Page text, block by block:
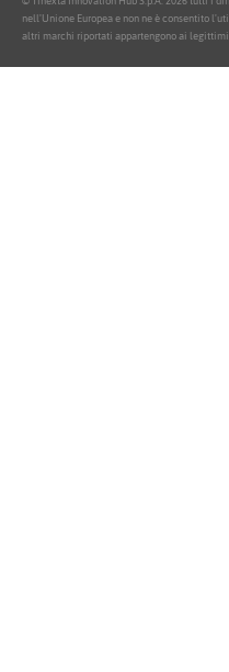
nell'Unione Europea e non ne è consentito
altri marchi riportati appartengono ai